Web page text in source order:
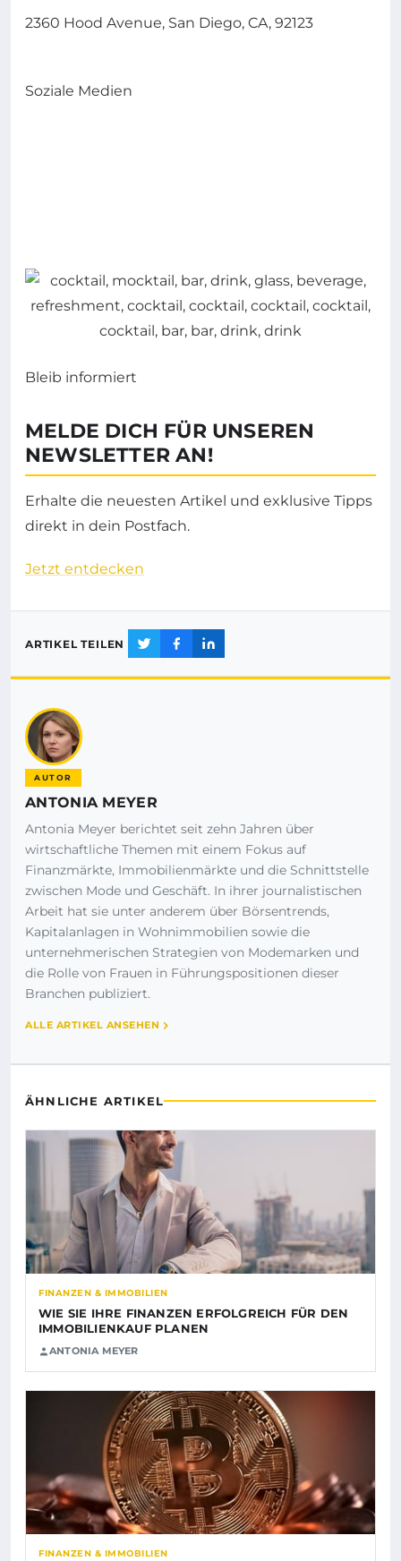
2360 Hood Avenue, San Diego, CA, 92123
Soziale Medien
Bleib informiert
MELDE DICH FÜR UNSEREN
NEWSLETTER AN!
Erhalte die neuesten Artikel und exklusive Tipps
direkt in dein Postfach.
Jetzt entdecken
ARTIKEL TEILEN
AUTOR
ANTONIA MEYER
Antonia Meyer berichtet seit zehn Jahren über
wirtschaftliche Themen mit einem Fokus auf
Finanzmärkte, Immobilienmärkte und die Schnittstelle
zwischen Mode und Geschäft. In ihrer journalistischen
Arbeit hat sie unter anderem über Börsentrends,
Kapitalanlagen in Wohnimmobilien sowie die
unternehmerischen Strategien von Modemarken und
die Rolle von Frauen in Führungspositionen dieser
Branchen publiziert.
ALLE ARTIKEL ANSEHEN
ÄHNLICHE ARTIKEL
FINANZEN & IMMOBILIEN
WIE SIE IHRE FINANZEN ERFOLGREICH FÜR DEN
IMMOBILIENKAUF PLANEN
ANTONIA MEYER
FINANZEN & IMMOBILIEN